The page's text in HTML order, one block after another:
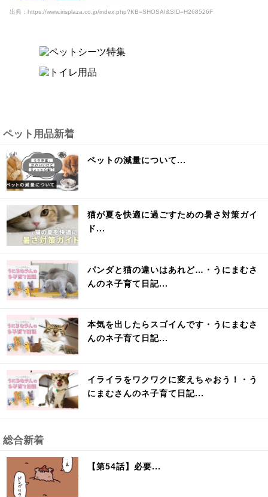
出典：https://www.irisplaza.co.jp/index.php?KB=SHOSAI&SID=H268526F
ペット用品新着
ペットの減量について...
猫が夏を快適に過ごすための暑さ対策ガイ
ド...
パンダと猫の違いはあれど…・うにまむさ
んのネ子育て日記...
本気を出したらスゴイんです・うにまむさ
んのネ子育て日記...
イライラをワクワクに変えちゃおう！・う
にまむさんのネ子育て日記...
総合新着
【第54話】必要...